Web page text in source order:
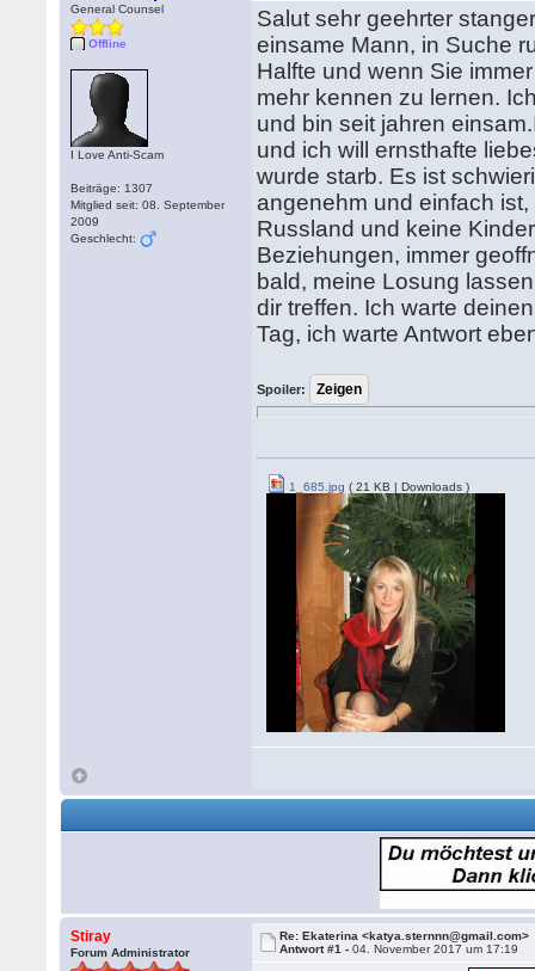
General Counsel
Offline
I Love Anti-Scam
Beiträge: 1307
Mitglied seit: 08. September
2009
Geschlecht:
Salut sehr geehrter
einsame Mann, in Suche
Halfte und wenn Sie
mehr kennen zu lernen.
und bin seit jahren
und ich will ernsthafte
wurde starb. Es ist
angenehm und einfach
Russland und keine
Beziehungen, immer
bald, meine Losung
dir treffen. Ich warte
Tag, ich warte Antwort
Spoiler:
1_685.jpg ( 21 KB | Downloads )
Stiray
Forum Administrator
Re: Ekaterina <katya.sternnn@gmail.com>
Antwort #1 -04. November 2017 um 17:19